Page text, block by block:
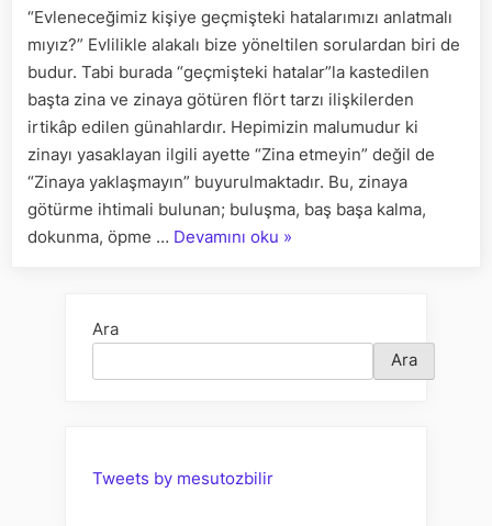
MIYIZ?
“Evleneceğimiz kişiye geçmişteki hatalarımızı anlatmalı
mıyız?” Evlilikle alakalı bize yöneltilen sorulardan biri de
budur. Tabi burada “geçmişteki hatalar”la kastedilen
başta zina ve zinaya götüren flört tarzı ilişkilerden
irtikâp edilen günahlardır. Hepimizin malumudur ki
zinayı yasaklayan ilgili ayette “Zina etmeyin” değil de
“Zinaya yaklaşmayın” buyurulmaktadır. Bu, zinaya
götürme ihtimali bulunan; buluşma, baş başa kalma,
dokunma, öpme … Devamını oku “EVLENECEĞİMİZ
ANLATMALI
»
Ara
Ara
Tweets by mesutozbilir